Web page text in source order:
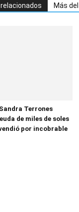
Más
Terrones
de miles de soles
por incobrable